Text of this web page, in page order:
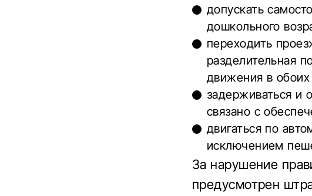
допускать
дошкольного
переходить
разделительная
движения в обоих
задерживаться и
связано с
двигаться по
исключением
За нарушение
предусмотрен